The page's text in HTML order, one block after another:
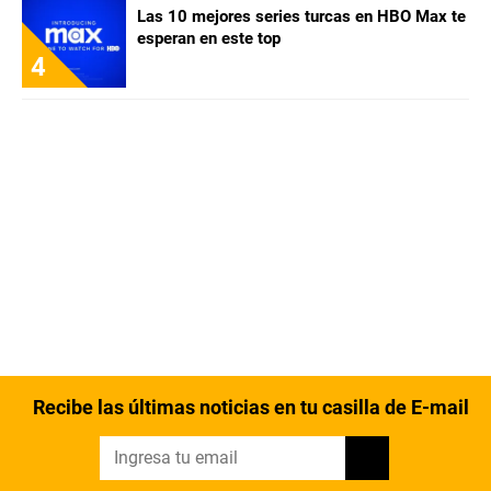
4
Las 10 mejores series turcas en HBO Max te
esperan en este top
Recibe las últimas noticias en tu casilla de E-mail